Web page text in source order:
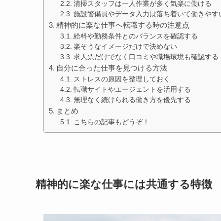
清掃スタッフは一人作業が多く気楽に働ける
施設警備員やデータ入力は落ち着いて働きやす
精神的に楽な仕事へ転職する時の注意点
給料や勤務条件とのバランスを確認する
楽そうなイメージだけで決めない
求人票だけでなく口コミや職場環境も確認する
自分に合った仕事を見つける方法
ストレスの原因を整理しておく
転職サイトやエージェントを活用する
無理なく続けられる働き方を優先する
まとめ
こちらの記事もどうぞ！
精神的に楽な仕事には共通する特徴